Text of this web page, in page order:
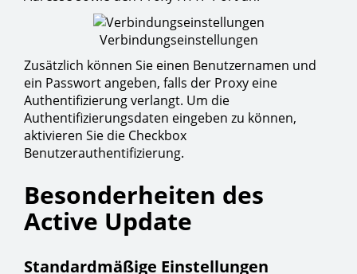
Verbindungseinstellungen
Zusätzlich können Sie einen Benutzernamen und
ein Passwort angeben, falls der Proxy eine
Authentifizierung verlangt. Um die
Authentifizierungsdaten eingeben zu können,
aktivieren Sie die Checkbox
Benutzerauthentifizierung.
Besonderheiten des
Active Update
Standardmäßige Einstellungen